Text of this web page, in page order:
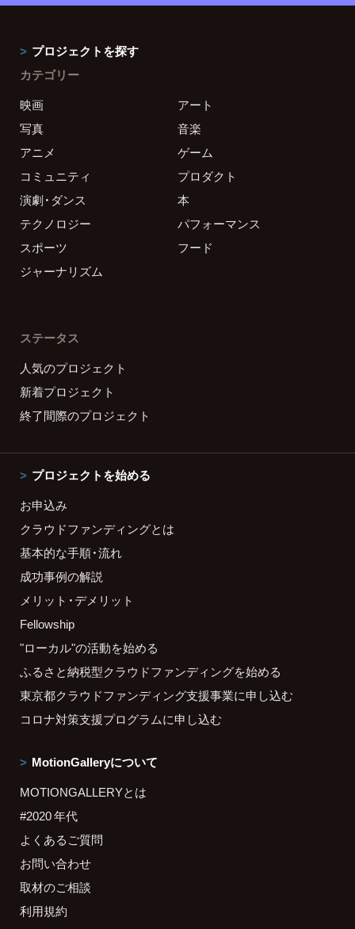
プロジェクトを探す
カテゴリー
映画
アート
写真
音楽
アニメ
ゲーム
コミュニティ
プロダクト
演劇・ダンス
本
テクノロジー
パフォーマンス
スポーツ
フード
ジャーナリズム
ステータス
人気のプロジェクト
新着プロジェクト
終了間際のプロジェクト
プロジェクトを始める
お申込み
クラウドファンディングとは
基本的な手順・流れ
成功事例の解説
メリット・デメリット
Fellowship
"ローカル"の活動を始める
ふるさと納税型クラウドファンディングを始める
東京都クラウドファンディング支援事業に申し込む
コロナ対策支援プログラムに申し込む
MotionGalleryについて
MOTIONGALLERYとは
#2020 年代
よくあるご質問
お問い合わせ
取材のご相談
利用規約